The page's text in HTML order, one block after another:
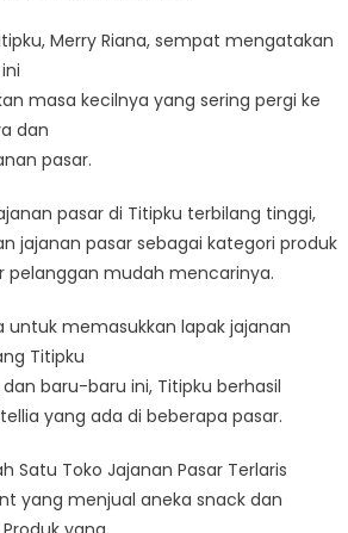
Merry Riana, sempat mengatakan
masa kecilnya yang sering pergi ke
dan
pasar.
pasar di Titipku terbilang tinggi,
jajanan pasar sebagai kategori produk
pelanggan mudah mencarinya.
untuk memasukkan lapak jajanan
Titipku
baru-baru ini, Titipku berhasil
yang ada di beberapa pasar.
Satu Toko Jajanan Pasar Terlaris
yang menjual aneka snack dan